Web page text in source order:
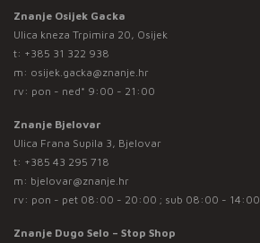
Znanje Osijek Gacka
Ulica kneza Trpimira 20, Osijek
t: +385 31 322 938
m: osijek.gacka@znanje.hr
rv: pon - ned* 9:00 - 21:00
Znanje Bjelovar
Ulica Frana Supila 3, Bjelovar
t: +385 43 295 718
m: bjelovar@znanje.hr
rv: pon - pet 08:00 - 20:00 ; sub 08:00 - 14:00
Znanje Dugo Selo – Stop Shop